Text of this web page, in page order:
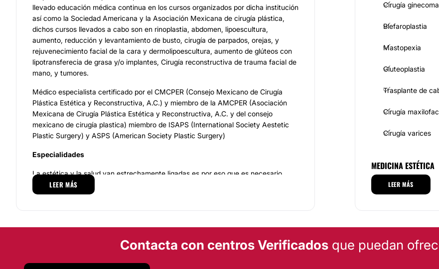
llevado educación médica continua en los cursos organizados por dicha institución
así como la Sociedad Americana y la Asociación Mexicana de cirugía plástica,
dichos cursos llevados a cabo son en rinoplastia, abdomen, lipoescultura,
aumento, reducción y levantamiento de busto, cirugía de parpados, orejas, y
rejuvenecimiento facial de la cara y dermolipoescultura, aumento de glúteos con
lipotransferecia de grasa y/o implantes, Cirugía reconstructiva de trauma facial de
mano, y tumores.
Médico especialista certificado por el CMCPER (Consejo Mexicano de Cirugía
Plástica Estética y Reconstructiva, A.C.) y miembro de la AMCPER (Asociación
Mexicana de Cirugía Plástica Estética y Reconstructiva, A.C. y del consejo
mexicano de cirugía plastica) miembro de ISAPS (International Society Aestetic
Plastic Surgery) y ASPS (American Society Plastic Surgery)
Especialidades
La estética y la salud van estrechamente ligadas es por eso que es necesario
siempre acudir a un especialista que te entienda y te dé una visión profesional de
las cosas para que lleves a cabo cualquier tipo de procedimiento estético. Los
Escultura, Cirugía Plástica Estética, Corrección De Celulitis, Liposucción, entre
LEER MÁS
Cirugía
Blefaroplastia
Mastopexia
Gluteoplastia
Trasplante de
Cirugía
Cirugía varices
MEDICINA ESTÉTICA
Eliminación de
TRATAMIENTOS DE
LEER MÁS
Contacta con centros Verificadosque puedan